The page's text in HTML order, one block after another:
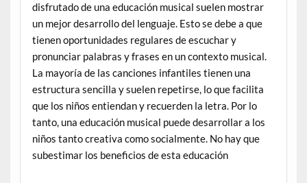
disfrutado de una educación musical suelen mostrar
un mejor desarrollo del lenguaje. Esto se debe a que
tienen oportunidades regulares de escuchar y
pronunciar palabras y frases en un contexto musical.
La mayoría de las canciones infantiles tienen una
estructura sencilla y suelen repetirse, lo que facilita
que los niños entiendan y recuerden la letra. Por lo
tanto, una educación musical puede desarrollar a los
niños tanto creativa como socialmente. No hay que
subestimar los beneficios de esta educación